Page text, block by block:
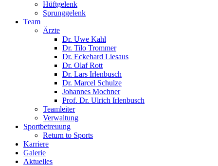
Hüftgelenk
Sprunggelenk
Team
Ärzte
Dr. Uwe Kahl
Dr. Tilo Trommer
Dr. Eckehard Liesaus
Dr. Olaf Rott
Dr. Lars Irlenbusch
Dr. Marcel Schulze
Johannes Mochner
Prof. Dr. Ulrich Irlenbusch
Teamleiter
Verwaltung
Sportbetreuung
Return to Sports
Karriere
Galerie
Aktuelles